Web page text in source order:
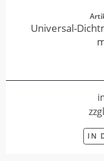
Universal-
IN